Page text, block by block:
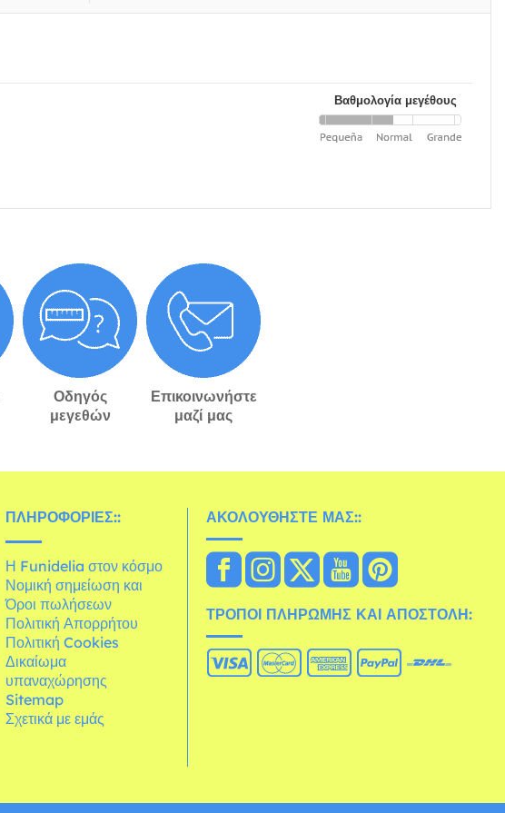
Βαθμολογία μεγέθους
Οδηγός
μεγεθών
Επικοινωνήστε
μαζί μας
ΠΛΗΡΟΦΟΡΊΕΣ::
Η Funidelia στον κόσμο
Νομική σημείωση και
Όροι πωλήσεων
Πολιτική Απορρήτου
Πολιτική Cookies
Δικαίωμα
υπαναχώρησης
Sitemap
Σχετικά με εμάς
ΑΚΟΛΟΥΘΉΣΤΕ ΜΑΣ::
ΤΡΌΠΟΙ ΠΛΗΡΩΜΉΣ ΚΑΙ ΑΠΟΣΤΟΛΉ: